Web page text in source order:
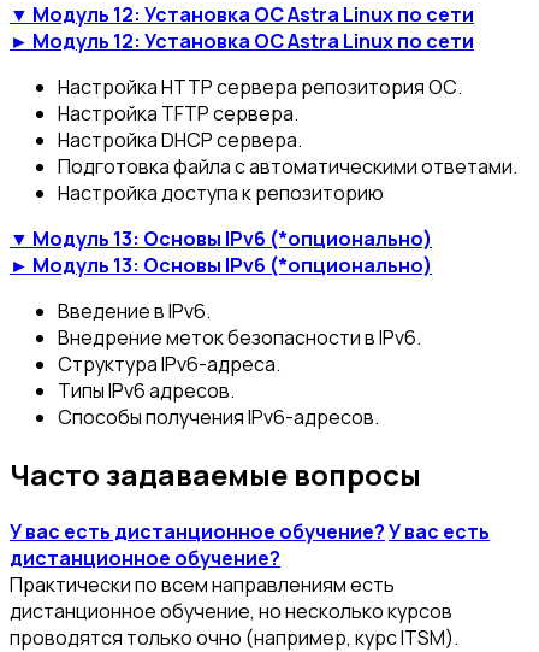
▼ Модуль 12: Установка ОС Astra Linux по сети
► Модуль 12: Установка ОС Astra Linux по сети
Настройка HTTP сервера репозитория ОС.
Настройка TFTP сервера.
Настройка DHCP сервера.
Подготовка файла с автоматическими ответами.
Настройка доступа к репозиторию
▼ Модуль 13: Основы IPv6 (*опционально)
► Модуль 13: Основы IPv6 (*опционально)
Введение в IPv6.
Внедрение меток безопасности в IPv6.
Структура IPv6-адреса.
Типы IPv6 адресов.
Способы получения IPv6-адресов.
Часто задаваемые вопросы
У вас есть дистанционное обучение?У вас есть
дистанционное обучение?
Практически по всем направлениям есть
дистанционное обучение, но несколько курсов
проводятся только очно (например, курс ITSM).